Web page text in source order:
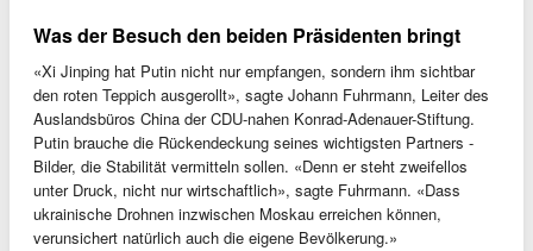
Was der Besuch den beiden Präsidenten bringt
«Xi Jinping hat Putin nicht nur empfangen, sondern ihm sichtbar
den roten Teppich ausgerollt», sagte Johann Fuhrmann, Leiter des
Auslandsbüros China der CDU-nahen Konrad-Adenauer-Stiftung.
Putin brauche die Rückendeckung seines wichtigsten Partners -
Bilder, die Stabilität vermitteln sollen. «Denn er steht zweifellos
unter Druck, nicht nur wirtschaftlich», sagte Fuhrmann. «Dass
ukrainische Drohnen inzwischen Moskau erreichen können,
verunsichert natürlich auch die eigene Bevölkerung.»